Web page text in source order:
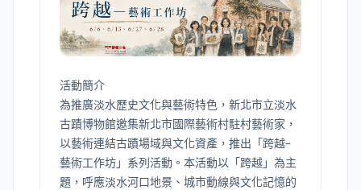
活動簡介
為推廣淡水歷史文化與藝術特色，新北市立淡水
古蹟博物館邀集新北市國際藝術村駐村藝術家，
以藝術連結古蹟場域與文化資產，推出「跨越–
藝術工作坊」系列活動。本活動以「跨越」為主
題，呼應淡水河口地景、城市動線與文化記憶的